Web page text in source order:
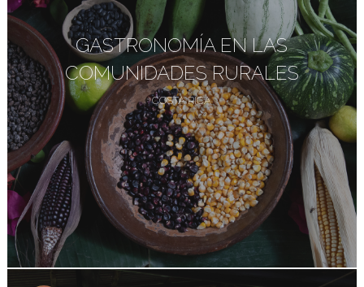
GASTRONOMÍA EN LAS
COMUNIDADES RURALES
COSTA RICA